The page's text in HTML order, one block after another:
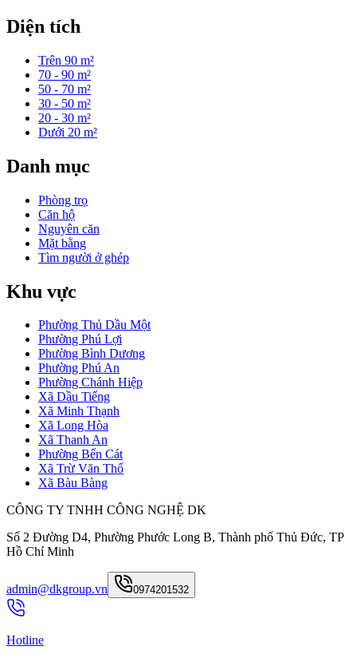
Diện tích
Trên 90 m²
70 - 90 m²
50 - 70 m²
30 - 50 m²
20 - 30 m²
Dưới 20 m²
Danh mục
Phòng trọ
Căn hộ
Nguyên căn
Mặt bằng
Tìm người ở ghép
Khu vực
Phường Thủ Dầu Một
Phường Phú Lợi
Phường Bình Dương
Phường Phú An
Phường Chánh Hiệp
Xã Dầu Tiếng
Xã Minh Thạnh
Xã Long Hòa
Xã Thanh An
Phường Bến Cát
Xã Trừ Văn Thố
Xã Bàu Bàng
CÔNG TY TNHH CÔNG NGHỆ DK
Số 2 Đường D4, Phường Phước Long B, Thành phố Thủ Đức, TP
Hồ Chí Minh
admin@dkgroup.vn 0974201532
Hotline